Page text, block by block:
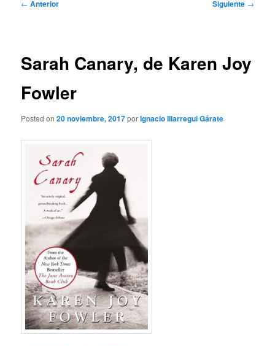
← Anterior Siguiente →
Sarah Canary, de Karen Joy
Fowler
Posted on20 noviembre, 2017porIgnacio Illarregui Gárate